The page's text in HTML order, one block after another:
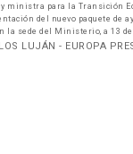
ministra para la Transición
del nuevo paquete de
la sede del Ministerio, a 13 de
LUJÁN - EUROPA